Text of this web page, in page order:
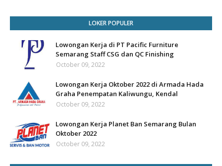
LOKER POPULER
Lowongan Kerja di PT Pacific Furniture
Semarang Staff CSG dan QC Finishing
October 09, 2022
Lowongan Kerja Oktober 2022 di Armada Hada
Graha Penempatan Kaliwungu, Kendal
October 09, 2022
Lowongan Kerja Planet Ban Semarang Bulan
Oktober 2022
October 09, 2022